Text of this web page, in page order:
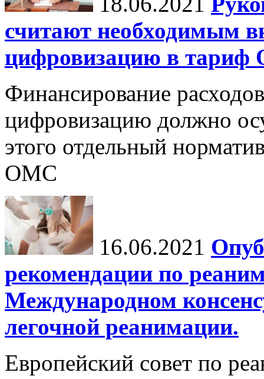
считают необходимым
цифровизацию в
Финансирование
цифровизацию должно
этого отдельный
ОМС
16.06.2021
рекомендации по
Международном
легочной реанимации.
Европейский совет по